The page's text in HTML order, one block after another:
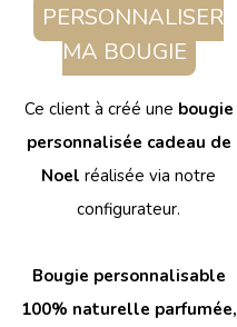
PERSONNALISER
MA BOUGIE
Ce client à créé une bougie
personnalisée cadeau de
Noelréalisée via notre
configurateur.
Bougie personnalisable
100% naturelle parfumée,